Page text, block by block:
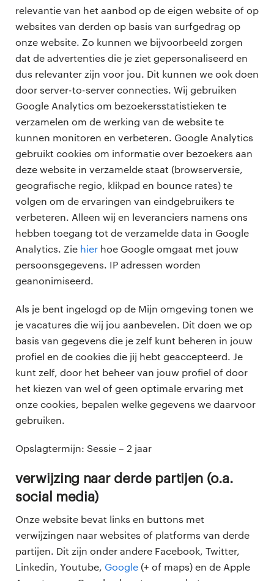
relevantie van het aanbod op de eigen website of op
websites van derden op basis van surfgedrag op
onze website. Zo kunnen we bijvoorbeeld zorgen
dat de advertenties die je ziet gepersonaliseerd en
dus relevanter zijn voor jou. Dit kunnen we ook doen
door server-to-server connecties. Wij gebruiken
Google Analytics om bezoekersstatistieken te
verzamelen om de werking van de website te
kunnen monitoren en verbeteren. Google Analytics
gebruikt cookies om informatie over bezoekers aan
deze website in verzamelde staat (browserversie,
geografische regio, klikpad en bounce rates) te
volgen om de ervaringen van eindgebruikers te
verbeteren. Alleen wij en leveranciers namens ons
hebben toegang tot de verzamelde data in Google
Analytics. Zie hier hoe Google omgaat met jouw
persoonsgegevens. IP adressen worden
geanonimiseerd.
Als je bent ingelogd op de Mijn omgeving tonen we
je vacatures die wij jou aanbevelen. Dit doen we op
basis van gegevens die je zelf kunt beheren in jouw
profiel en de cookies die jij hebt geaccepteerd. Je
kunt zelf, door het beheer van jouw profiel of door
het kiezen van wel of geen optimale ervaring met
onze cookies, bepalen welke gegevens we daarvoor
gebruiken.
Opslagtermijn: Sessie – 2 jaar
verwijzing naar derde partijen (o.a.
social media)
Onze website bevat links en buttons met
verwijzingen naar websites of platforms van derde
partijen. Dit zijn onder andere Facebook, Twitter,
Linkedin, Youtube, Google (+ of maps) en de Apple